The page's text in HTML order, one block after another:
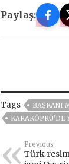
Paylaş:
Tags BAŞKANI
KARAKÖPRÜ'DE
Previous
Türk resim